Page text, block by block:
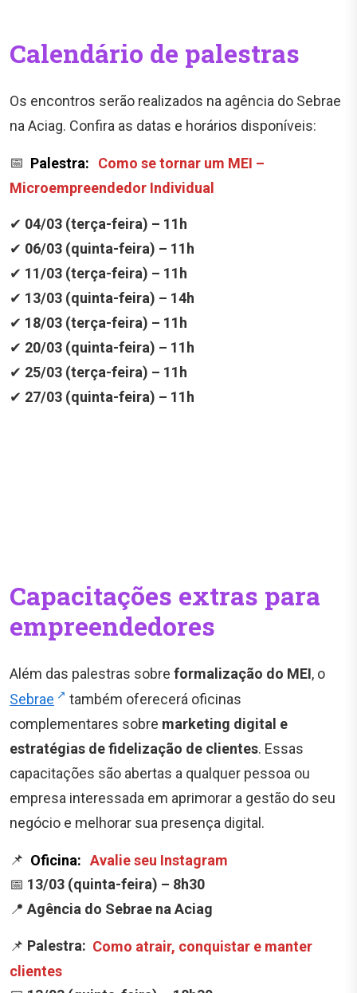
Calendário de palestras
Os encontros serão realizados na agência do Sebrae
na Aciag. Confira as datas e horários disponíveis:
📅 Palestra:
Como se tornar um MEI –
Microempreendedor Individual
✔ 04/03 (terça-feira) – 11h
✔ 06/03 (quinta-feira) – 11h
✔ 11/03 (terça-feira) – 11h
✔ 13/03 (quinta-feira) – 14h
✔ 18/03 (terça-feira) – 11h
✔ 20/03 (quinta-feira) – 11h
✔ 25/03 (terça-feira) – 11h
✔ 27/03 (quinta-feira) – 11h
Capacitações extras para
empreendedores
Além das palestras sobre formalização do MEI, o
Sebrae
também oferecerá oficinas
complementares sobre marketing digital e
estratégias de fidelização de clientes. Essas
capacitações são abertas a qualquer pessoa ou
empresa interessada em aprimorar a gestão do seu
negócio e melhorar sua presença digital.
📌 Oficina: Avalie seu Instagram
📅 13/03 (quinta-feira) – 8h30
📍 Agência do Sebrae na Aciag
📌 Palestra: Como atrair, conquistar e manter
clientes